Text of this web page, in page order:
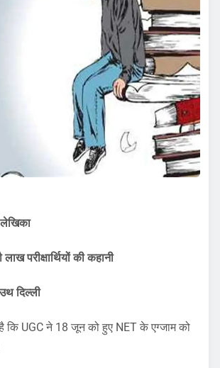
परीक्षार्थियों की कहानी
दिल्ली
कि UGC ने 18 जून को हुए NET के एग्जाम को